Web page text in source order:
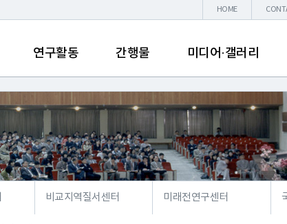
HOME
연구활동 간행물 미디어·갤러리
비교지역질서센터 미래전연구센터